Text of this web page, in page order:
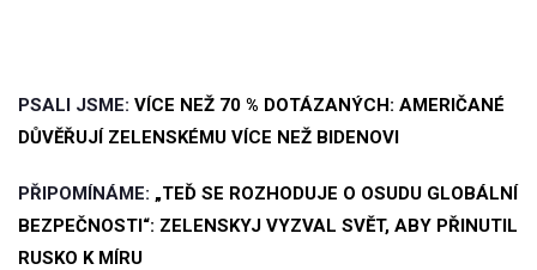
PSALI JSME: VÍCE NEŽ 70 % DOTÁZANÝCH: AMERIČANÉ
DŮVĚŘUJÍ ZELENSKÉMU VÍCE NEŽ BIDENOVI
PŘIPOMÍNÁME: „TEĎ SE ROZHODUJE O OSUDU GLOBÁLNÍ
BEZPEČNOSTI“: ZELENSKYJ VYZVAL SVĚT, ABY PŘINUTIL
RUSKO K MÍRU